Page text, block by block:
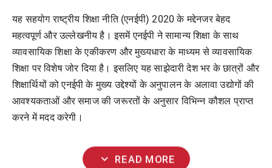
यह सहयोग राष्ट्रीय शिक्षा नीति (एनईपी) 2020 के मद्देनजर बेहद
महत्वपूर्ण और उल्लेखनीय है। इसमें एनईपी ने सामान्य शिक्षा के साथ
व्यावसायिक शिक्षा के एकीकरण और मुख्यधारा के माध्यम से व्यावसायिक
शिक्षा पर विशेष जोर दिया है। इसलिए यह साझेदारी देश भर के छात्रों और
शिक्षार्थियों को एनईपी के मुख्य उद्देश्यों के अनुपालन के अलावा उद्योगों की
आवश्यकताओं और समाज की जरूरतों के अनुसार विभिन्न कौशल प्राप्त
करने में मदद करेगी।
expand_more READ MORE